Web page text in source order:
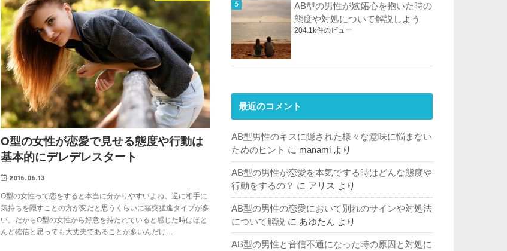
O型の女性が恋愛で見せる態度や行動は
基本的にデレデレスタート
2016.06.13
O型の女性って恋をすると本当に分かりやすいよね。逆に相手に
気持ちを隠すことの方が変だと思うくらいに猪突猛進タイプが多
い。だからO型の女性から好意を持たれていると感じた時はほと
んど確信と思っても大丈夫であることが多いんだけ…
AB型の男性が嫉妬心を抱いた時の
態度や対処について解説しよう
204.1k件のビュー
最近のコメント
AB型男性のキスに隠された様々な意味に悩まない
ためのヒント に manami より
AB型の男性が恋愛を本気でする時はどんな態度や
行動をするの？ に アリス より
AB型の男性の恋愛において別れのサインや対処法
について解説 に あゆたん より
AB型の男性と音信不通になった時の原因と対処に